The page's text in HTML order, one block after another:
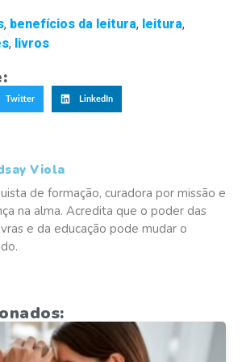
, benefícios da leitura, leitura,
, livros
Twitter LinkedIn
Viola
de formação, curadora por missão e
na alma. Acredita que o poder das
e da educação pode mudar o